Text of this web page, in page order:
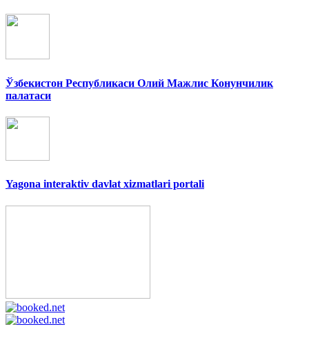
Ўзбекистон Республикаси Олий Мажлис Конунчилик
палатаси
Yagona interaktiv davlat xizmatlari portali